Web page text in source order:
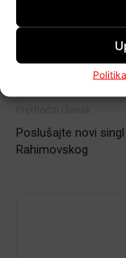
Poslušajte novi
Rahimovskog